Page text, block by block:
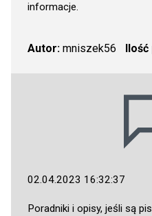
informacje.
Autor: mniszek56
02.04.2023 16:32:37
Poradniki i opisy, jeśli są